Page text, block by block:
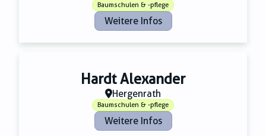
Baumschulen & -pflege
Weitere Infos
Hardt Alexander
Hergenrath
Baumschulen & -pflege
Weitere Infos